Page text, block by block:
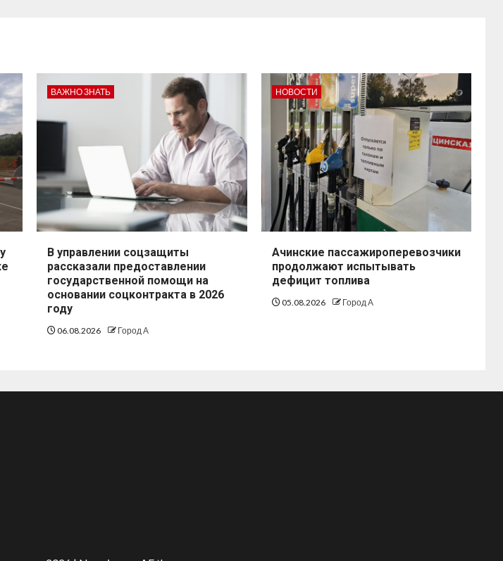
ВАЖНО ЗНАТЬ
В управлении соцзащиты
рассказали предоставлении
государственной помощи на
основании соцконтракта в 2026
году
06.08.2026 Город А
НОВОСТИ
Ачинские пассажироперевозчики
продолжают испытывать
дефицит топлива
05.08.2026 Город А